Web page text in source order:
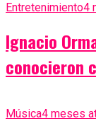
Entretenimiento4
Ignacio
conocieron
Música4 meses